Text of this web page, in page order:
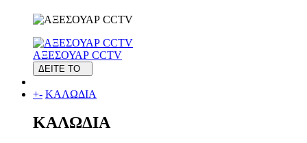
ΑΞΕΣΟΥΑΡ CCTV
ΔΕΙΤΕ ΤΟ
+- ΚΑΛΩΔΙΑ
ΚΑΛΩΔΙΑ